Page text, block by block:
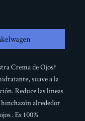
Crema de Ojos?
suave a la
Reduce las lineas
hinchazón alrededor
. Es 100%